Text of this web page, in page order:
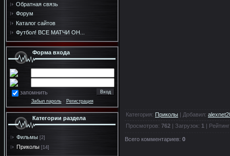
Обратная связь
Форум
Каталог сайтов
Футбол! ВСЕ МАТЧИ ОН...
Форма входа
запомнить
Забыл пароль· Регистрация
Категории раздела
Фильмы [2]
Приколы [14]
Категория: Приколы | Добавил:
Просмотров: 762 | Загрузок: 1 | Рейтинг
Всего комментариев: 0